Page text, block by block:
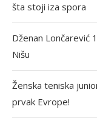
šta stoji iza spora
Dženan Lončarević
Nišu
Ženska teniska
prvak Evrope!